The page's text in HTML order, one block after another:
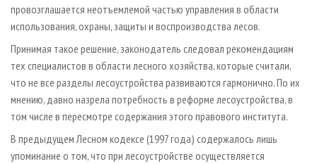
провозглашается неотъемлемой частью управления в области
использования, охраны, защиты и воспроизводства лесов.
Принимая такое решение, законодатель следовал рекомендациям
тех специалистов в области лесного хозяйства, которые считали,
что не все разделы лесоустройства развиваются гармонично. По их
мнению, давно назрела потребность в реформе лесоустройства, в
том числе в пересмотре содержания этого правового института.
В предыдущем Лесном кодексе (1997 года) содержалось лишь
упоминание о том, что при лесоустройстве осуществляется